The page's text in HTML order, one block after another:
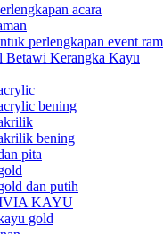
acara
perlengkapan event
Betawi Kerangka Kayu
bening
bening
pita
dan putih
KAYU
gold